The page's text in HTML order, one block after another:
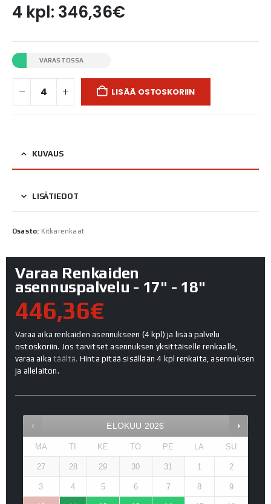
4 kpl: 346,36€
VARASTOSSA
LISÄÄ OSTOSKORIIN
KUVAUS
LISÄTIEDOT
Osasto: Kitkarenkaat
Varaa Renkaiden
asennuspalvelu - 17" - 18"
446,36€
Varaa aika renkaiden asennukseen (4 kpl) ja lisää palvelu
ostoskoriin. Jos tarvitset asennuksen yksittäiselle renkaalle,
varaa aikatäältä. Hinta pitää sisällään 4 kpl renkaita, asennuksen
ja allelaiton.
ELOKUU 2026
MA TI KE TO PE LA SU
27 28 29 30 31 1 2
3 4 5 6 7 8 9